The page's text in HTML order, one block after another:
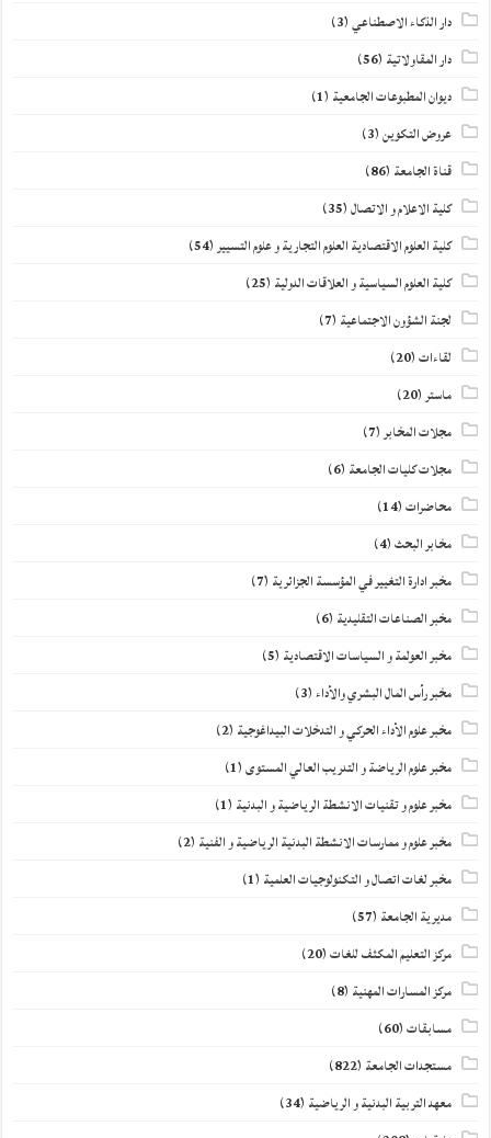
دار الذكاء الاصطناعي(3)
دار المقاولاتية (56)
ديوان المطبوعات الجامعية (1)
عروض التكوين(3)
قناة الجامعة (86)
كلية الاعلام و الاتصال(35)
كلية العلوم الاقتصادية العلوم التجارية و علوم التسيير(54)
كلية العلوم السياسية و العلاقات الدولية (25)
لجنة الشؤون الاجتماعية (7)
لقاءات(20)
ماستر(20)
مجلات المخابر(7)
مجلات كليات الجامعة (6)
محاضرات(14)
مخابر البحث(4)
مخبر ادارة التغيير في المؤسسة الجزائرية (7)
مخبر الصناعات التقليدية (6)
مخبر العولمة و السياسات الاقتصادية (5)
مخبر رأس المال البشري والأداء(3)
مخبر علوم الأداء الحركي و التدخلات البيداغوجية (2)
مخبر علوم الرياضة و التدريب العالي المستوى(1)
مخبر علوم و تقنيات الانشطة الرياضية و البدنية (1)
مخبر علوم و ممارسات الانشطة البدنية الرياضية و الفنية (2)
مخبر لغات اتصال و التكنولوجيات العلمية (1)
مديرية الجامعة (57)
مركز التعليم المكثف للغات(20)
مركز المسارات المهنية (8)
مسابقات(60)
مستجدات الجامعة (822)
معهد التربية البدنية و الرياضية (34)